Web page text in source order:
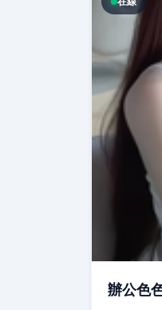
辦公色